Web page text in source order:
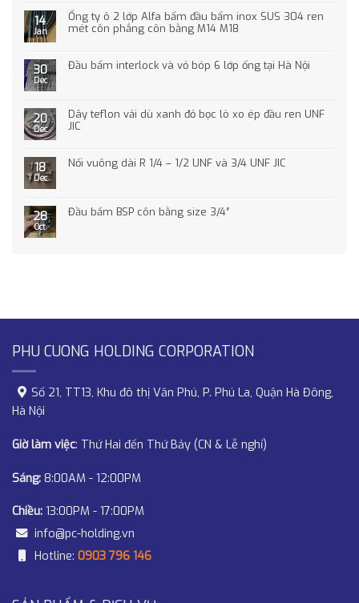
14
Jan
Ống ty ô 2 lớp Alfa bấm đầu bấm inox SUS 304 ren
mét côn phẳng côn bằng M14 M18
30
Dec
Đầu bấm interlock và vỏ bóp 6 lớp ống tại Hà Nội
20
Dec
Dây teflon vải dù xanh đỏ bọc lò xo ép đầu ren UNF
JIC
18
Dec
Nối vuông dài R 1/4 – 1/2 UNF và 3/4 UNF JIC
28
Oct
Đầu bấm BSP côn bằng size 3/4″
PHU CUONG HOLDING CORPORATION
Số 21, TT13, Khu đô thị Văn Phú, P. Phú La, Quận Hà Đông,
Hà Nội
Giờ làm việc: Thứ Hai đến Thứ Bảy (CN & Lễ nghỉ)
Sáng: 8:00AM - 12:00PM
Chiều: 13:00PM - 17:00PM
info@pc-holding.vn
Hotline: 0903 796 146